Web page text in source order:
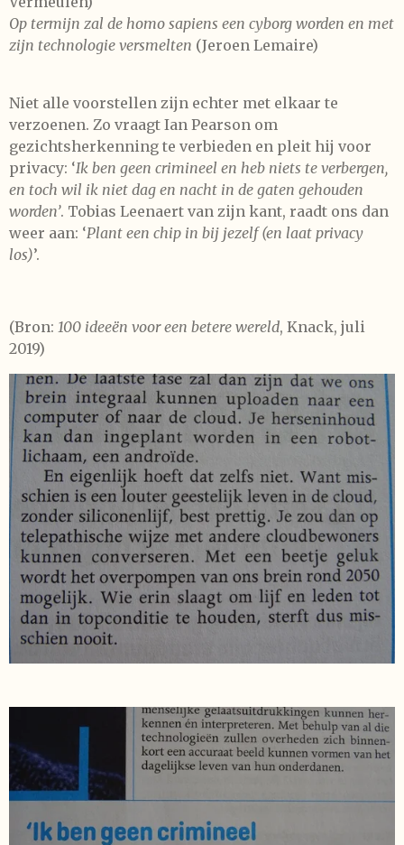
Op termijn zal de homo sapiens een cyborg worden en met
zijn technologie versmelten (Jeroen Lemaire)
Niet alle voorstellen zijn echter met elkaar te
verzoenen. Zo vraagt Ian Pearson om
gezichtsherkenning te verbieden en pleit hij voor
privacy: ‘Ik ben geen crimineel en heb niets te verbergen,
en toch wil ik niet dag en nacht in de gaten gehouden
worden’. Tobias Leenaert van zijn kant, raadt ons dan
weer aan: ‘Plant een chip in bij jezelf (en laat privacy
los)’.
(Bron: 100 ideeën voor een betere wereld, Knack, juli
2019)